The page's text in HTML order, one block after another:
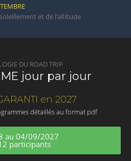
et de l’altitude
DU ROAD TRIP
jour par jour
en 2027
détaillés au format pdf
au 04/09/2027
participants